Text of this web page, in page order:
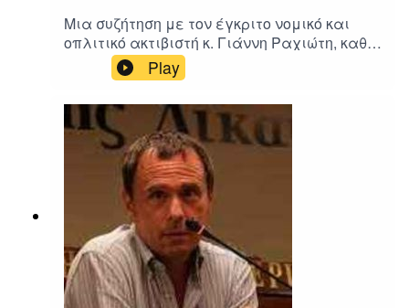
Μια συζήτηση με τον έγκριτο νομικό και
οπλιτικό ακτιβιστή κ. Γιάννη Ραχιώτη, καθ'
οδόν για το Καράκας....
Play